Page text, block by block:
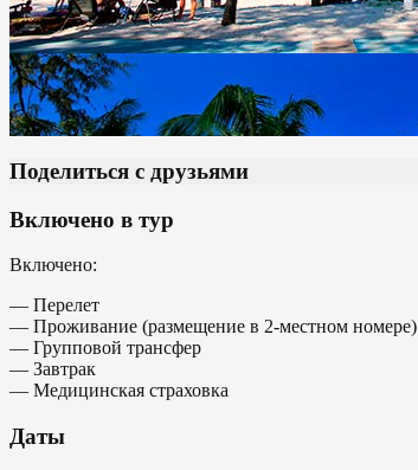
Поделиться с друзьями
Включено в тур
Включено:
— Перелет
— Проживание (размещение в 2-местном номере)
— Групповой трансфер
— Завтрак
— Медицинская страховка
Даты